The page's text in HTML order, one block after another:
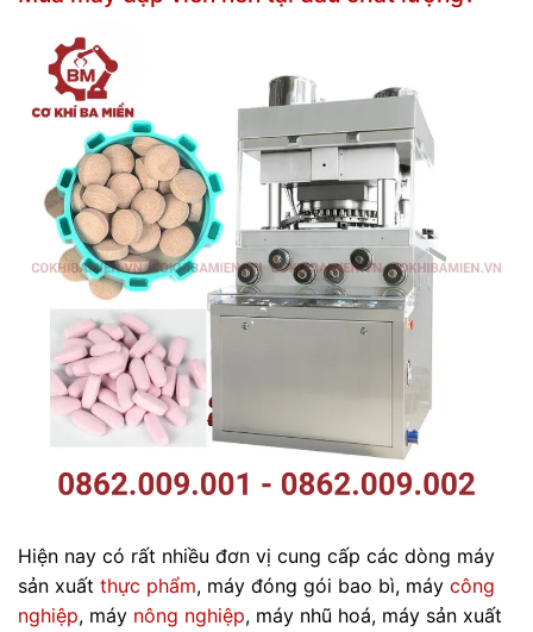
Hiện nay có rất nhiều đơn vị cung cấp các dòng máy
sản xuất thực phẩm, máy đóng gói bao bì, máy công
nghiệp, máy nông nghiệp, máy nhũ hoá, máy sản xuất